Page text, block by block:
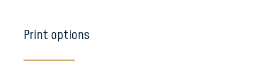
Print options